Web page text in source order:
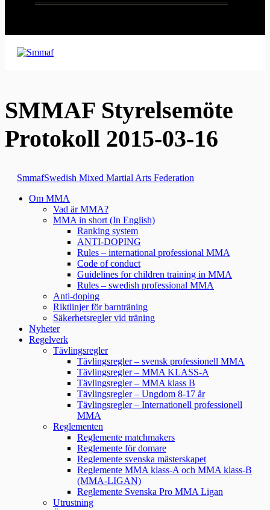
SMMAF Styrelsemöte
Protokoll 2015-03-16
SmmafSwedish Mixed Martial Arts Federation
Om MMA
Vad är MMA?
MMA in short (In English)
Ranking system
ANTI-DOPING
Rules – international professional MMA
Code of conduct
Guidelines for children training in MMA
Rules – swedish professional MMA
Anti-doping
Riktlinjer för barnträning
Säkerhetsregler vid träning
Nyheter
Regelverk
Tävlingsregler
Tävlingsregler – svensk professionell MMA
Tävlingsregler – MMA KLASS-A
Tävlingsregler – MMA klass B
Tävlingsregler – Ungdom 8-17 år
Tävlingsregler – Internationell professionell
MMA
Reglementen
Reglemente matchmakers
Reglemente för domare
Reglemente svenska mästerskapet
Reglemente MMA klass-A och MMA klass-B
(MMA-LIGAN)
Reglemente Svenska Pro MMA Ligan
Utrustning